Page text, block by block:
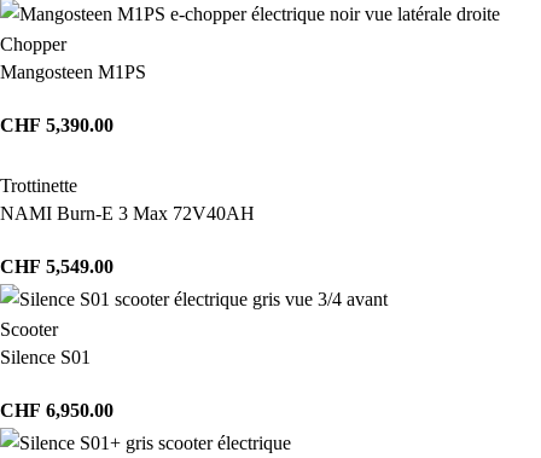
Chopper
Mangosteen M1PS
CHF 5,390.00
Trottinette
NAMI Burn-E 3 Max 72V40AH
CHF 5,549.00
Scooter
Silence S01
CHF 6,950.00